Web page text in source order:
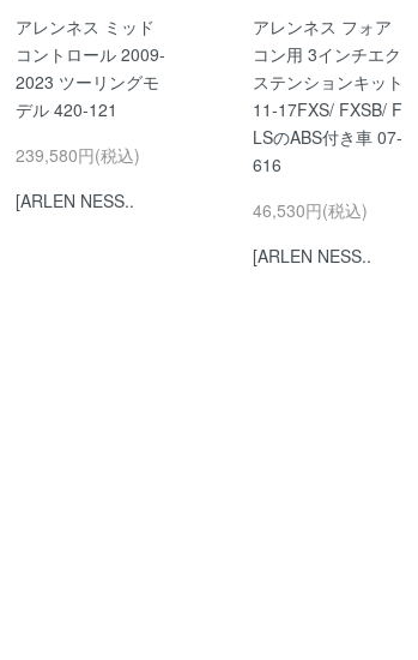
アレンネス ミッド
コントロール 2009-
2023 ツーリングモ
デル 420-121
239,580円(税込)
[ARLEN NESS..
アレンネス フォア
コン用 3インチエク
ステンションキット
11-17FXS/ FXSB/ F
LSのABS付き車 07-
616
46,530円(税込)
[ARLEN NESS..